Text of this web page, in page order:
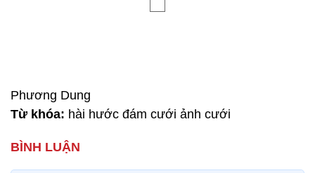
Phương Dung
Từ khóa: hài hước đám cưới ảnh cưới